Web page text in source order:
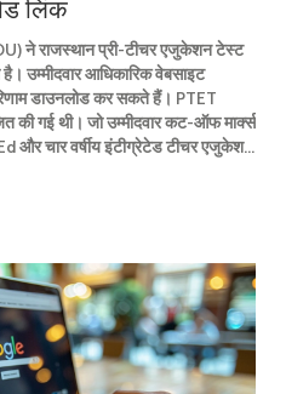
लिंक
ने राजस्थान प्री-टीचर एजुकेशन टेस्ट
उम्मीदवार आधिकारिक वेबसाइट
डाउनलोड कर सकते हैं। PTET
की गई थी। जो उम्मीदवार कट-ऑफ मार्क्स
और चार वर्षीय इंटीग्रेटेड टीचर एजुकेशन